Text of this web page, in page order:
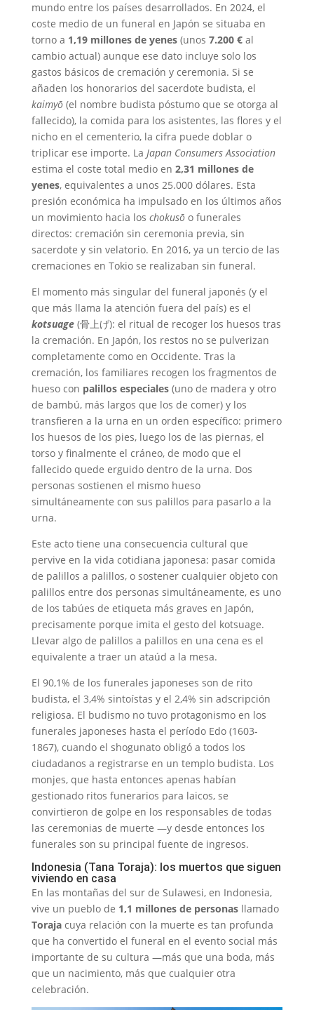
mundo entre los países desarrollados. En 2024, el
coste medio de un funeral en Japón se situaba en
torno a 1,19 millones de yenes(unos 7.200 €al
cambio actual) aunque ese dato incluye solo los
gastos básicos de cremación y ceremonia. Si se
añaden los honorarios del sacerdote budista, el
kaimyō(el nombre budista póstumo que se otorga al
fallecido), la comida para los asistentes, las flores y el
nicho en el cementerio, la cifra puede doblar o
triplicar ese importe. La Japan Consumers Association
estima el coste total medio en 2,31 millones de
yenes, equivalentes a unos 25.000 dólares. Esta
presión económica ha impulsado en los últimos años
un movimiento hacia los chokusōo funerales
directos: cremación sin ceremonia previa, sin
sacerdote y sin velatorio. En 2016, ya un tercio de las
cremaciones en Tokio se realizaban sin funeral.
El momento más singular del funeral japonés (y el
que más llama la atención fuera del país) es el
kotsuage (骨上げ): el ritual de recoger los huesos tras
la cremación. En Japón, los restos no se pulverizan
completamente como en Occidente. Tras la
cremación, los familiares recogen los fragmentos de
hueso con palillos especiales(uno de madera y otro
de bambú, más largos que los de comer) y los
transfieren a la urna en un orden específico: primero
los huesos de los pies, luego los de las piernas, el
torso y finalmente el cráneo, de modo que el
fallecido quede erguido dentro de la urna. Dos
personas sostienen el mismo hueso
simultáneamente con sus palillos para pasarlo a la
urna.
Este acto tiene una consecuencia cultural que
pervive en la vida cotidiana japonesa: pasar comida
de palillos a palillos, o sostener cualquier objeto con
palillos entre dos personas simultáneamente, es uno
de los tabúes de etiqueta más graves en Japón,
precisamente porque imita el gesto del kotsuage.
Llevar algo de palillos a palillos en una cena es el
equivalente a traer un ataúd a la mesa.
El 90,1% de los funerales japoneses son de rito
budista, el 3,4% sintoístas y el 2,4% sin adscripción
religiosa. El budismo no tuvo protagonismo en los
funerales japoneses hasta el período Edo (1603-
1867), cuando el shogunato obligó a todos los
ciudadanos a registrarse en un templo budista. Los
monjes, que hasta entonces apenas habían
gestionado ritos funerarios para laicos, se
convirtieron de golpe en los responsables de todas
las ceremonias de muerte —y desde entonces los
funerales son su principal fuente de ingresos.
Indonesia (Tana Toraja): los muertos que siguen
viviendo en casa
En las montañas del sur de Sulawesi, en Indonesia,
vive un pueblo de 1,1 millones de personasllamado
Torajacuya relación con la muerte es tan profunda
que ha convertido el funeral en el evento social más
importante de su cultura —más que una boda, más
que un nacimiento, más que cualquier otra
celebración.